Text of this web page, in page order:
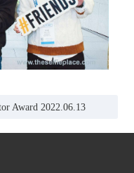
Award 2022.06.13